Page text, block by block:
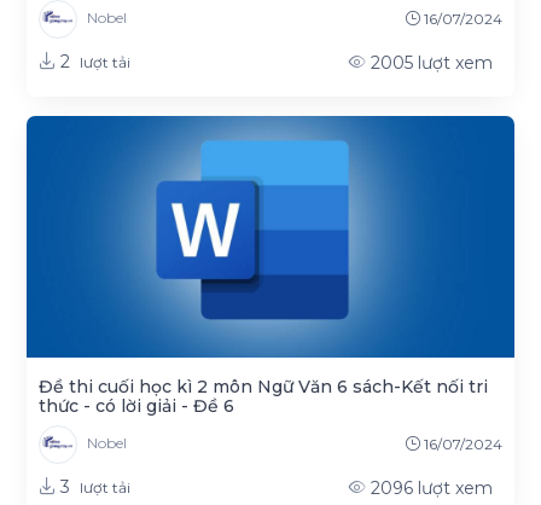
Nobel 16/07/2024
2 lượt tải 2005 lượt xem
Đề thi cuối học kì 2 môn Ngữ Văn 6 sách-Kết nối tri
thức - có lời giải - Đề 6
Nobel 16/07/2024
3 lượt tải 2096 lượt xem